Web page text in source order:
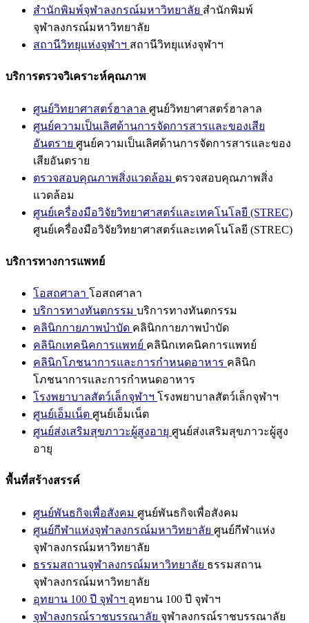
สำนักพิมพ์จุฬาลงกรณ์มหาวิทยาลัย สำนักพิมพ์
จุฬาลงกรณ์มหาวิทยาลัย
สถานีวิทยุแห่งจุฬาฯ สถานีวิทยุแห่งจุฬาฯ
บริการตรวจวิเคราะห์คุณภาพ
ศูนย์วิทยาศาสตร์ฮาลาล ศูนย์วิทยาศาสตร์ฮาลาล
ศูนย์ความเป็นเลิศด้านการจัดการสารและของเสีย
อันตราย ศูนย์ความเป็นเลิศด้านการจัดการสารและของ
เสียอันตราย
ตรวจสอบคุณภาพสิ่งแวดล้อม ตรวจสอบคุณภาพสิ่ง
แวดล้อม
ศูนย์เครื่องมือวิจัยวิทยาศาสตร์และเทคโนโลยี (STREC)
ศูนย์เครื่องมือวิจัยวิทยาศาสตร์และเทคโนโลยี (STREC)
บริการทางการแพทย์
โอสถศาลา โอสถศาลา
บริการทางทันตกรรม บริการทางทันตกรรม
คลินิกกายภาพบำบัด คลินิกกายภาพบำบัด
คลินิกเทคนิคการแพทย์ คลินิกเทคนิคการแพทย์
คลินิกโภชนาการและการกำหนดอาหาร คลินิก
โภชนาการและการกำหนดอาหาร
โรงพยาบาลสัตว์เล็กจุฬาฯ โรงพยาบาลสัตว์เล็กจุฬาฯ
ศูนย์เอ็มเน็ต ศูนย์เอ็มเน็ต
ศูนย์ส่งเสริมสุขภาวะผู้สูงอายุ ศูนย์ส่งเสริมสุขภาวะผู้สูง
อายุ
พื้นที่สร้างสรรค์
ศูนย์พันธกิจเพื่อสังคม ศูนย์พันธกิจเพื่อสังคม
ศูนย์กีฬาแห่งจุฬาลงกรณ์มหาวิทยาลัย ศูนย์กีฬาแห่ง
จุฬาลงกรณ์มหาวิทยาลัย
ธรรมสถานจุฬาลงกรณ์มหาวิทยาลัย ธรรมสถาน
จุฬาลงกรณ์มหาวิทยาลัย
อุทยาน 100 ปี จุฬาฯ อุทยาน 100 ปี จุฬาฯ
จุฬาลงกรณ์ราชบรรณาลัย จุฬาลงกรณ์ราชบรรณาลัย